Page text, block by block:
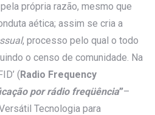
própria razão, mesmo que
aética; assim se cria a
, processo pelo qual o todo
o censo de comunidade. Na
(Radio Frequency
por rádio freqüência”–
Tecnologia para